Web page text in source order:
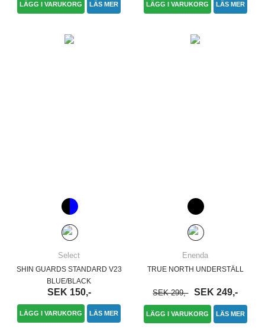
LÄGG I VARUKORG LÄS MER LÄGG I VARUKORG LÄS MER
Select
SHIN GUARDS STANDARD V23
BLUE/BLACK
SEK 150,-
LÄGG I VARUKORG LÄS MER
Enenda
TRUE NORTH UNDERSTÄLL
SEK 299,- SEK 249,-
LÄGG I VARUKORG LÄS MER